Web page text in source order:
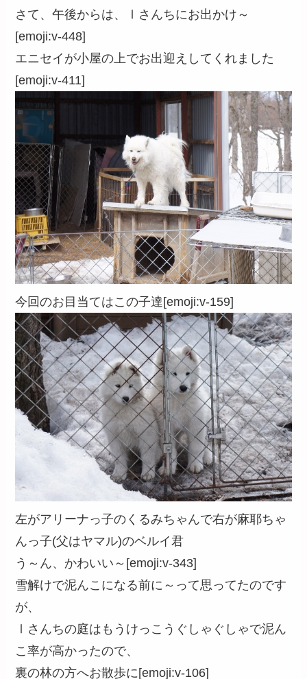
さて、午後からは、Ⅰさんちにお出かけ～
[emoji:v-448]
エニセイが小屋の上でお出迎えしてくれました
[emoji:v-411]
今回のお目当てはこの子達[emoji:v-159]
左がアリーナっ子のくるみちゃんで右が麻耶ちゃ
んっ子(父はヤマル)のベルイ君
う～ん、かわいい～[emoji:v-343]
雪解けで泥んこになる前に～って思ってたのです
が、
Ⅰさんちの庭はもうけっこうぐしゃぐしゃで泥ん
こ率が高かったので、
裏の林の方へお散歩に[emoji:v-106]